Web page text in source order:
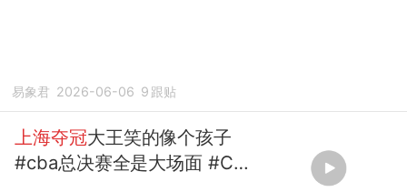
易象君 2026-06-06 9 跟贴
上海夺冠大王笑的像个孩子
#cba总决赛全是大场面 #CBA